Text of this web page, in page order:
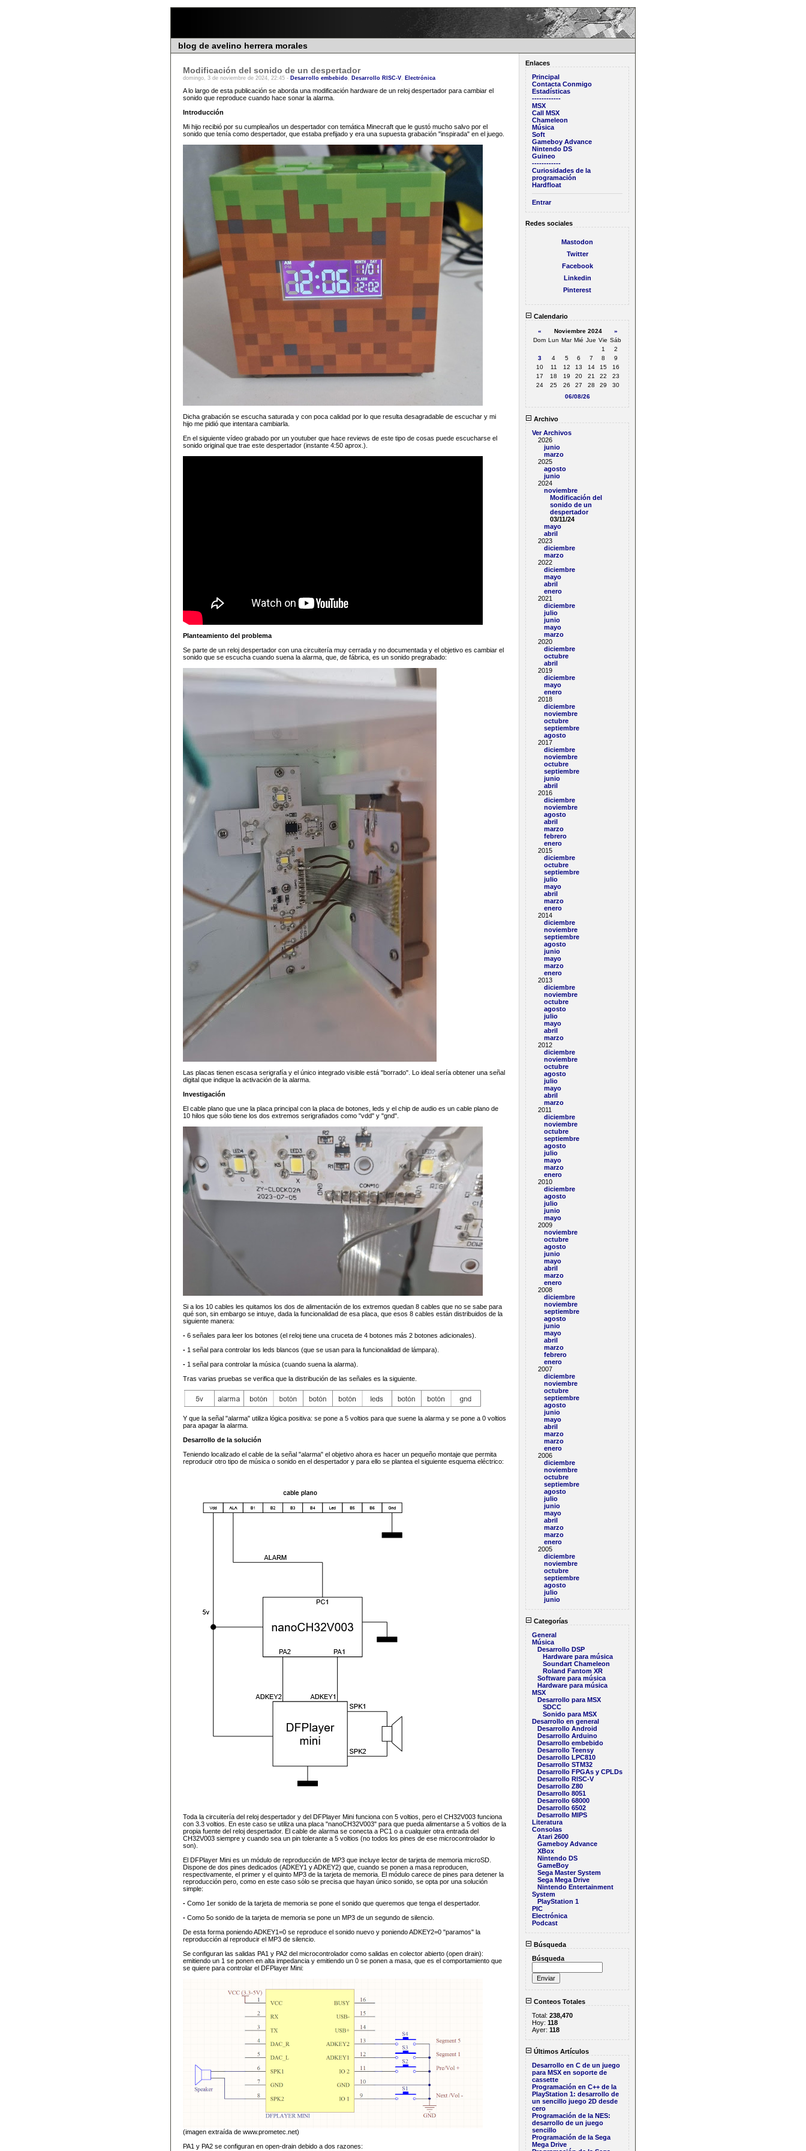
blog de avelino herrera morales
Modificación del sonido de un despertador
domingo, 3 de noviembre de 2024, 22:45 - Desarrollo embebido, Desarrollo RISC-V, Electrónica
A lo largo de esta publicación se aborda una modificación hardware de un reloj despertador para cambiar el
sonido que reproduce cuando hace sonar la alarma.
Introducción
Mi hijo recibió por su cumpleaños un despertador con temática Minecraft que le gustó mucho salvo por el
sonido que tenía como despertador, que estaba prefijado y era una supuesta grabación "inspirada" en el juego.
Dicha grabación se escucha saturada y con poca calidad por lo que resulta desagradable de escuchar y mi
hijo me pidió que intentara cambiarla.
En el siguiente vídeo grabado por un youtuber que hace reviews de este tipo de cosas puede escucharse el
sonido original que trae este despertador (instante 4:50 aprox.).
Planteamiento del problema
Se parte de un reloj despertador con una circuitería muy cerrada y no documentada y el objetivo es cambiar el
sonido que se escucha cuando suena la alarma, que, de fábrica, es un sonido pregrabado:
Las placas tienen escasa serigrafía y el único integrado visible está "borrado". Lo ideal sería obtener una señal
digital que indique la activación de la alarma.
Investigación
El cable plano que une la placa principal con la placa de botones, leds y el chip de audio es un cable plano de
10 hilos que sólo tiene los dos extremos serigrafiados como "vdd" y "gnd".
Si a los 10 cables les quitamos los dos de alimentación de los extremos quedan 8 cables que no se sabe para
qué son, sin embargo se intuye, dada la funcionalidad de esa placa, que esos 8 cables están distribuidos de la
siguiente manera:
- 6 señales para leer los botones (el reloj tiene una cruceta de 4 botones más 2 botones adicionales).
- 1 señal para controlar los leds blancos (que se usan para la funcionalidad de lámpara).
- 1 señal para controlar la música (cuando suena la alarma).
Tras varias pruebas se verifica que la distribución de las señales es la siguiente.
Y que la señal "alarma" utiliza lógica positiva: se pone a 5 voltios para que suene la alarma y se pone a 0 voltios
para apagar la alarma.
Desarrollo de la solución
Teniendo localizado el cable de la señal "alarma" el objetivo ahora es hacer un pequeño montaje que permita
reproducir otro tipo de música o sonido en el despertador y para ello se plantea el siguiente esquema eléctrico:
Toda la circuitería del reloj despertador y del DFPlayer Mini funciona con 5 voltios, pero el CH32V003 funciona
con 3.3 voltios. En este caso se utiliza una placa "nanoCH32V003" para que pueda alimentarse a 5 voltios de la
propia fuente del reloj despertador. El cable de alarma se conecta a PC1 o a cualquier otra entrada del
CH32V003 siempre y cuando sea un pin tolerante a 5 voltios (no todos los pines de ese microcontrolador lo
son).
El DFPlayer Mini es un módulo de reproducción de MP3 que incluye lector de tarjeta de memoria microSD.
Dispone de dos pines dedicados (ADKEY1 y ADKEY2) que, cuando se ponen a masa reproducen,
respectivamente, el primer y el quinto MP3 de la tarjeta de memoria. El módulo carece de pines para detener la
reproducción pero, como en este caso sólo se precisa que hayan único sonido, se opta por una solución
simple:
- Como 1er sonido de la tarjeta de memoria se pone el sonido que queremos que tenga el despertador.
- Como 5o sonido de la tarjeta de memoria se pone un MP3 de un segundo de silencio.
De esta forma poniendo ADKEY1=0 se reproduce el sonido nuevo y poniendo ADKEY2=0 "paramos" la
reproducción al reproducir el MP3 de silencio.
Se configuran las salidas PA1 y PA2 del microcontrolador como salidas en colector abierto (open drain):
emitiendo un 1 se ponen en alta impedancia y emitiendo un 0 se ponen a masa, que es el comportamiento que
se quiere para controlar el DFPlayer Mini:
(imagen extraída de www.prometec.net)
PA1 y PA2 se configuran en open-drain debido a dos razones:
Enlaces
Principal
Contacta Conmigo
Estadísticas
------------
MSX
Call MSX
Chameleon
Música
Soft
Gameboy Advance
Nintendo DS
Guineo
------------
Curiosidades de la
programación
Hardfloat
Entrar
Redes sociales
Mastodon
Twitter
Facebook
Linkedin
Pinterest
Calendario
« Noviembre 2024
»
Dom Lun Mar Mié Jue Vie Sáb
1
2
3
4 5 6 7 8
9
10
11 12 13 14 15
16
17
18 19 20 21 22
23
24
25 26 27 28 29
30
06/08/26
Archivo
Ver Archivos
2026
junio
marzo
2025
agosto
junio
2024
noviembre
Modificación del
sonido de un
despertador
03/11/24
mayo
abril
2023
diciembre
marzo
2022
diciembre
mayo
abril
enero
2021
diciembre
julio
junio
mayo
marzo
2020
diciembre
octubre
abril
2019
diciembre
mayo
enero
2018
diciembre
noviembre
octubre
septiembre
agosto
2017
diciembre
noviembre
octubre
septiembre
junio
abril
2016
diciembre
noviembre
agosto
abril
marzo
febrero
enero
2015
diciembre
octubre
septiembre
julio
mayo
abril
marzo
enero
2014
diciembre
noviembre
septiembre
agosto
junio
mayo
marzo
enero
2013
diciembre
noviembre
octubre
agosto
julio
mayo
abril
marzo
2012
diciembre
noviembre
octubre
agosto
julio
mayo
abril
marzo
2011
diciembre
noviembre
octubre
septiembre
agosto
julio
mayo
marzo
enero
2010
diciembre
agosto
julio
junio
mayo
2009
noviembre
octubre
agosto
junio
mayo
abril
marzo
enero
2008
diciembre
noviembre
septiembre
agosto
junio
mayo
abril
marzo
febrero
enero
2007
diciembre
noviembre
octubre
septiembre
agosto
junio
mayo
abril
marzo
marzo
enero
2006
diciembre
noviembre
octubre
septiembre
agosto
julio
junio
mayo
abril
marzo
marzo
enero
2005
diciembre
noviembre
octubre
septiembre
agosto
julio
junio
Categorías
General
Música
Desarrollo DSP
Hardware para música
Soundart Chameleon
Roland Fantom XR
Software para música
Hardware para música
MSX
Desarrollo para MSX
SDCC
Sonido para MSX
Desarrollo en general
Desarrollo Android
Desarrollo Arduino
Desarrollo embebido
Desarrollo Teensy
Desarrollo LPC810
Desarrollo STM32
Desarrollo FPGAs y CPLDs
Desarrollo RISC-V
Desarrollo Z80
Desarrollo 8051
Desarrollo 68000
Desarrollo 6502
Desarrollo MIPS
Literatura
Consolas
Atari 2600
Gameboy Advance
XBox
Nintendo DS
GameBoy
Sega Master System
Sega Mega Drive
Nintendo Entertainment
System
PlayStation 1
PIC
Electrónica
Podcast
Búsqueda
Búsqueda
Conteos Totales
Total: 238,470
Hoy: 118
Ayer: 118
Últimos Artículos
Desarrollo en C de un juego
para MSX en soporte de
cassette
Programación en C++ de la
PlayStation 1: desarrollo de
un sencillo juego 2D desde
cero
Programación de la NES:
desarrollo de un juego
sencillo
Programación de la Sega
Mega Drive